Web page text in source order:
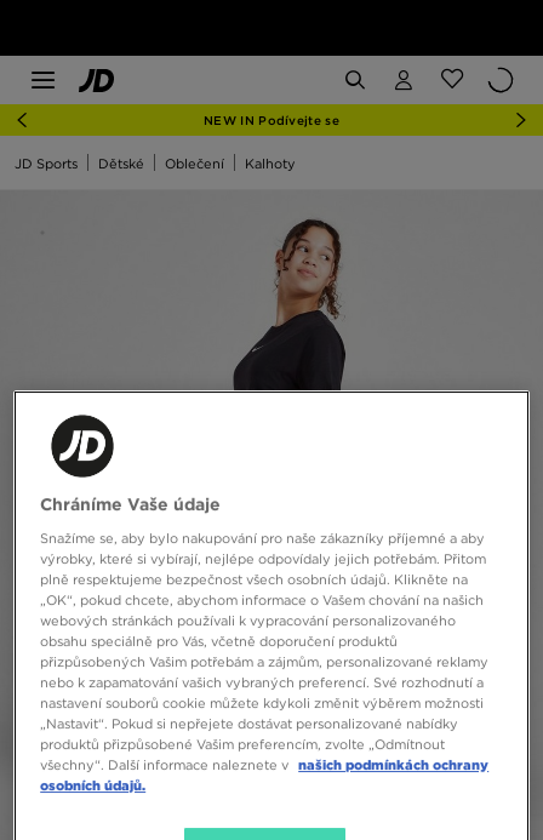
NEW IN Podívejte se
JD Sports Dětské Oblečení Kalhoty
Chráníme Vaše údaje
Snažíme se, aby bylo nakupování pro naše zákazníky příjemné a aby
výrobky, které si vybírají, nejlépe odpovídaly jejich potřebám. Přitom
plně respektujeme bezpečnost všech osobních údajů. Klikněte na
„OK“, pokud chcete, abychom informace o Vašem chování na našich
webových stránkách používali k vypracování personalizovaného
obsahu speciálně pro Vás, včetně doporučení produktů
přizpůsobených Vašim potřebám a zájmům, personalizované reklamy
nebo k zapamatování vašich vybraných preferencí. Své rozhodnutí a
nastavení souborů cookie můžete kdykoli změnit výběrem možnosti
„Nastavit“. Pokud si nepřejete dostávat personalizované nabídky
produktů přizpůsobené Vašim preferencím, zvolte „Odmítnout
všechny“. Další informace naleznete v našich podmínkách ochrany
osobních údajů.